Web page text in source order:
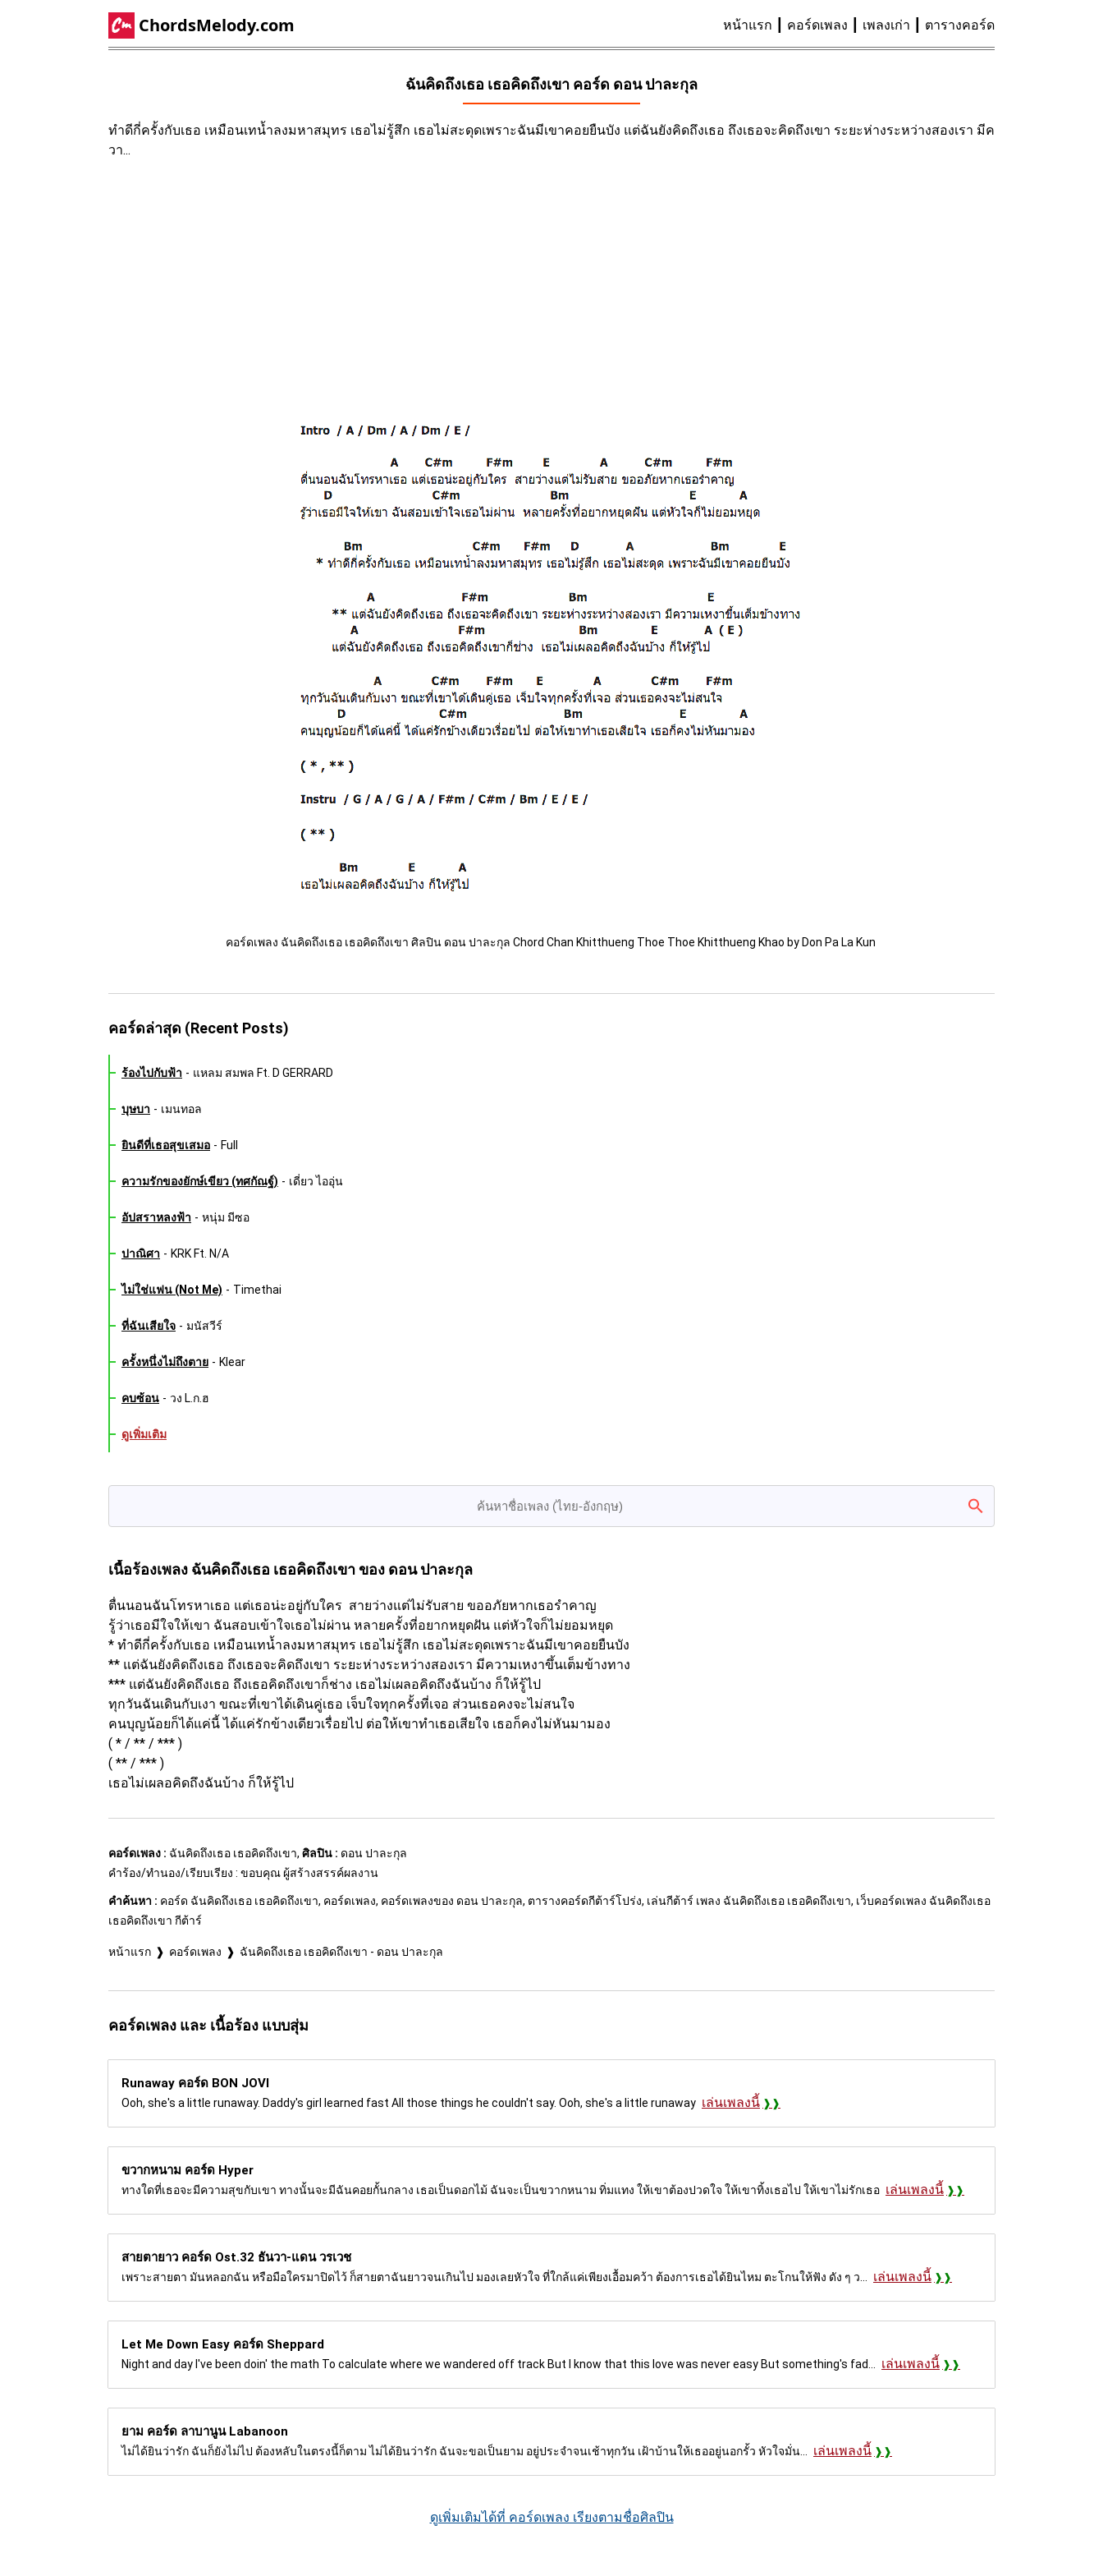
ChordsMelody.com หน้าแรก คอร์ดเพลง เพลงเก่า ตารางคอร์ด
ฉันคิดถึงเธอ เธอคิดถึงเขา คอร์ด ดอน ปาละกุล
ทำดีกี่ครั้งกับเธอ เหมือนเทน้ำลงมหาสมุทร เธอไม่รู้สึก เธอไม่สะดุดเพราะฉันมีเขาคอยยืนบัง แต่ฉันยังคิดถึงเธอ ถึงเธอจะคิดถึงเขา ระยะห่างระหว่างสองเรา มีค
วา...
คอร์ดเพลง ฉันคิดถึงเธอ เธอคิดถึงเขา ศิลปิน ดอน ปาละกุล Chord Chan Khitthueng Thoe Thoe Khitthueng Khao by Don Pa La Kun
คอร์ดล่าสุด (Recent Posts)
ร้องไปกับฟ้า - แหลม สมพล Ft. D GERRARD
บุษบา - เมนทอล
ยินดีที่เธอสุขเสมอ - Full
ความรักของยักษ์เขียว (ทศกัณฐ์) - เดี่ยว ไออุ่น
อัปสราหลงฟ้า - หนุ่ม มีซอ
ปาณิศา - KRK Ft. N/A
ไม่ใช่แฟน (Not Me) - Timethai
ที่ฉันเสียใจ - มนัสวีร์
ครั้งหนึ่งไม่ถึงตาย - Klear
คบซ้อน - วง L.ก.ฮ
ดูเพิ่มเติม
เนื้อร้องเพลง ฉันคิดถึงเธอ เธอคิดถึงเขาของ ดอน ปาละกุล
ตื่นนอนฉันโทรหาเธอ แต่เธอน่ะอยู่กับใคร สายว่างแต่ไม่รับสาย ขออภัยหากเธอรำคาญ
รู้ว่าเธอมีใจให้เขา ฉันสอบเข้าใจเธอไม่ผ่าน หลายครั้งที่อยากหยุดฝัน แต่หัวใจก็ไม่ยอมหยุด
* ทำดีกี่ครั้งกับเธอ เหมือนเทน้ำลงมหาสมุทร เธอไม่รู้สึก เธอไม่สะดุดเพราะฉันมีเขาคอยยืนบัง
** แต่ฉันยังคิดถึงเธอ ถึงเธอจะคิดถึงเขา ระยะห่างระหว่างสองเรา มีความเหงาขึ้นเต็มข้างทาง
*** แต่ฉันยังคิดถึงเธอ ถึงเธอคิดถึงเขาก็ช่าง เธอไม่เผลอคิดถึงฉันบ้าง ก็ให้รู้ไป
ทุกวันฉันเดินกับเงา ขณะที่เขาได้เดินคู่เธอ เจ็บใจทุกครั้งที่เจอ ส่วนเธอคงจะไม่สนใจ
คนบุญน้อยก็ได้แค่นี้ ได้แค่รักข้างเดียวเรื่อยไป ต่อให้เขาทำเธอเสียใจ เธอก็คงไม่หันมามอง
( * / ** / *** )
( ** / *** )
เธอไม่เผลอคิดถึงฉันบ้าง ก็ให้รู้ไป
คอร์ดเพลง : ฉันคิดถึงเธอ เธอคิดถึงเขา, ศิลปิน : ดอน ปาละกุล
คำร้อง/ทำนอง/เรียบเรียง : ขอบคุณ ผู้สร้างสรรค์ผลงาน
คำค้นหา : คอร์ด ฉันคิดถึงเธอ เธอคิดถึงเขา, คอร์ดเพลง, คอร์ดเพลงของ ดอน ปาละกุล, ตารางคอร์ดกีต้าร์โปร่ง, เล่นกีต้าร์ เพลง ฉันคิดถึงเธอ เธอคิดถึงเขา, เว็บคอร์ดเพลง ฉันคิดถึงเธอ
เธอคิดถึงเขา กีต้าร์
หน้าแรก คอร์ดเพลง ฉันคิดถึงเธอ เธอคิดถึงเขา - ดอน ปาละกุล
คอร์ดเพลง และ เนื้อร้อง แบบสุ่ม
Runaway คอร์ด BON JOVI
Ooh, she's a little runaway. Daddy's girl learned fast All those things he couldn't say. Ooh, she's a little runaway เล่นเพลงนี้
ขวากหนาม คอร์ด Hyper
ทางใดที่เธอจะมีความสุขกับเขา ทางนั้นจะมีฉันคอยกั้นกลาง เธอเป็นดอกไม้ ฉันจะเป็นขวากหนาม ทิ่มแทง ให้เขาต้องปวดใจ ให้เขาทิ้งเธอไป ให้เขาไม่รักเธอ เล่นเพลงนี้
สายตายาว คอร์ด Ost.32 ธันวา-แดน วรเวช
เพราะสายตา มันหลอกฉัน หรือมือใครมาปิดไว้ ก็สายตาฉันยาวจนเกินไป มองเลยหัวใจ ที่ใกล้แค่เพียงเอื้อมคว้า ต้องการเธอได้ยินไหม ตะโกนให้ฟัง ดัง ๆ ว... เล่นเพลงนี้
Let Me Down Easy คอร์ด Sheppard
Night and day I've been doin' the math To calculate where we wandered off track But I know that this love was never easy But something's fad... เล่นเพลงนี้
ยาม คอร์ด ลาบานูน Labanoon
ไม่ได้ยินว่ารัก ฉันก็ยังไม่ไป ต้องหลับในตรงนี้ก็ตาม ไม่ได้ยินว่ารัก ฉันจะขอเป็นยาม อยู่ประจำจนเช้าทุกวัน เฝ้าบ้านให้เธออยู่นอกรั้ว หัวใจมั่น... เล่นเพลงนี้
ดูเพิ่มเติมได้ที่ คอร์ดเพลง เรียงตามชื่อศิลปิน